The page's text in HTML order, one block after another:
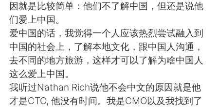
繁體中文
Français Deutsch
日本語
Русский ไทย
因就是比较简单：他们不了解中国，但还是说他
们爱上中国。
爱中国的话，我觉得一个人应该热烈尝试融入到
中国的社会上，了解本地文化，跟中国人沟通，
去不同的地方旅游，这样才可以了解为啥中国人
这么爱上中国。
我听过Nathan Rich说他不会中文的原因就是他
才是CTO, 他没有时间。我是CMO以及我找到了